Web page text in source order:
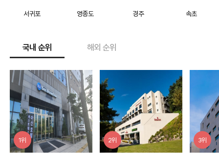
서귀포 영종도 경주 속초
국내 순위 해외 순위
1위 2위 3위